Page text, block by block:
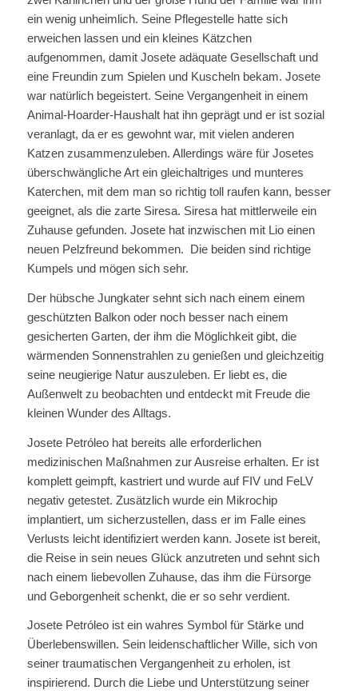
ein wenig unheimlich. Seine Pflegestelle hatte sich
erweichen lassen und ein kleines Kätzchen
aufgenommen, damit Josete adäquate Gesellschaft und
eine Freundin zum Spielen und Kuscheln bekam. Josete
war natürlich begeistert. Seine Vergangenheit in einem
Animal-Hoarder-Haushalt hat ihn geprägt und er ist sozial
veranlagt, da er es gewohnt war, mit vielen anderen
Katzen zusammenzuleben. Allerdings wäre für Josetes
überschwängliche Art ein gleichaltriges und munteres
Katerchen, mit dem man so richtig toll raufen kann, besser
geeignet, als die zarte Siresa. Siresa hat mittlerweile ein
Zuhause gefunden. Josete hat inzwischen mit Lio einen
neuen Pelzfreund bekommen. Die beiden sind richtige
Kumpels und mögen sich sehr.
Der hübsche Jungkater sehnt sich nach einem einem
geschützten Balkon oder noch besser nach einem
gesicherten Garten, der ihm die Möglichkeit gibt, die
wärmenden Sonnenstrahlen zu genießen und gleichzeitig
seine neugierige Natur auszuleben. Er liebt es, die
Außenwelt zu beobachten und entdeckt mit Freude die
kleinen Wunder des Alltags.
Josete Petróleo hat bereits alle erforderlichen
medizinischen Maßnahmen zur Ausreise erhalten. Er ist
komplett geimpft, kastriert und wurde auf FIV und FeLV
negativ getestet. Zusätzlich wurde ein Mikrochip
implantiert, um sicherzustellen, dass er im Falle eines
Verlusts leicht identifiziert werden kann. Josete ist bereit,
die Reise in sein neues Glück anzutreten und sehnt sich
nach einem liebevollen Zuhause, das ihm die Fürsorge
und Geborgenheit schenkt, die er so sehr verdient.
Josete Petróleo ist ein wahres Symbol für Stärke und
Überlebenswillen. Sein leidenschaftlicher Wille, sich von
seiner traumatischen Vergangenheit zu erholen, ist
inspirierend. Durch die Liebe und Unterstützung seiner